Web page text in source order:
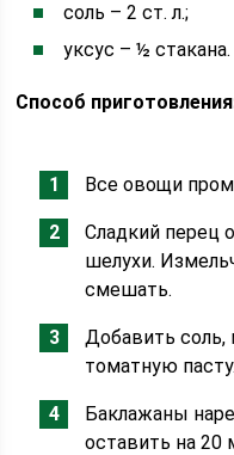
соль – 2 ст. л.;
уксус – ½ стакана.
Способ
Все овощи
Сладкий перец
шелухи.
смешать.
Добавить соль,
томатную пасту.
Баклажаны
оставить на 20